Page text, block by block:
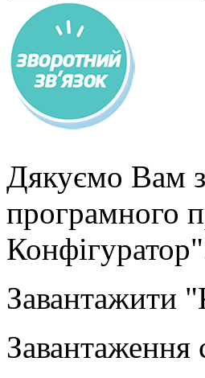
Дякуємо Вам
програмного
Завантажити
Завантаження